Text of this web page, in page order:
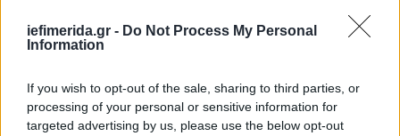
iefimerida.gr - Do Not Process My Personal
Information
If you wish to opt-out of the sale, sharing to third parties, or
processing of your personal or sensitive information for
targeted advertising by us, please use the below opt-out